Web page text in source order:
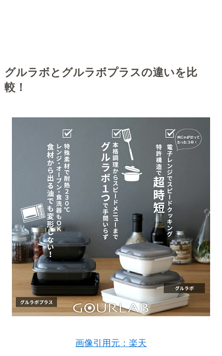
グルラボとグルラボプラスの違いを比
較！
画像引用元：楽天